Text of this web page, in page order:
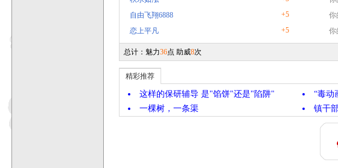
自由飞翔6888
+5 你
恋上平凡
+5 你
总计：魅力36点 助威8次
精彩推荐
这样的保研辅导 是"馅饼"还是"陷阱" “毒动
一棵树，一条渠
镇干